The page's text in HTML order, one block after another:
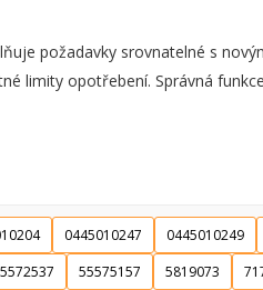
požadavky srovnatelné s
limity opotřebení. Správná
0445010247 0445010249
55575157 5819073